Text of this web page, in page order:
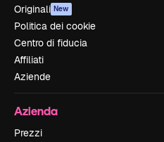
Originali New
Politica dei cookie
Centro di fiducia
Affiliati
Aziende
Azienda
Prezzi